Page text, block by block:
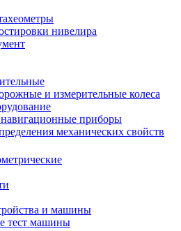
нивелира
и измерительные колеса
приборы
механических свойств
и машины
тест машины